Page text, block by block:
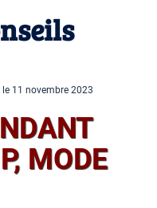
11 novembre 2023
MODE